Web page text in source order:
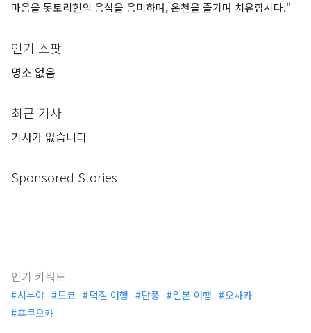
마음을 돗토리현의 음식을 음미하며, 온천을 즐기며 치유합시다."
인기 스팟
명소 없음
최근 기사
기사가 없습니다
Sponsored Stories
인기 키워드
시부야 도쿄 덕질 여행 단풍 일본 여행
오사카
후쿠오카